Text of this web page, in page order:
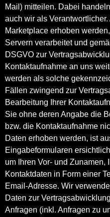
Mail) mitteilen. Dabei
auch wir als
Marketplace erhoben
Servern verarbeitet und
DSGVO zur
Kontaktaufnahme an uns
werden als solche
Fällen zwingend zur
Bearbeitung Ihrer
Sie ohne deren Angabe die
bzw. die Kontaktaufnahme
Daten erhoben werden, ist
Eingabeformularen
um Ihren Vor- und Zunamen,
Kontaktdaten in Form einer
Email-Adresse. Wir
Daten zur
Anfragen (inkl. Anfragen zu